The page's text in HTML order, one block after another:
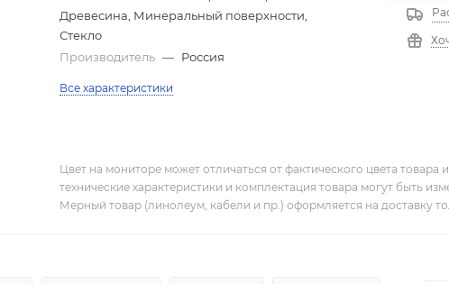
Древесина, Минеральный поверхности,
Стекло
Производитель — Россия
Все характеристики
Цвет на мониторе может отличаться от фактического цвета товара
технические характеристики и комплектация товара могут быть
Мерный товар (линолеум, кабели и пр.) оформляется на доставку